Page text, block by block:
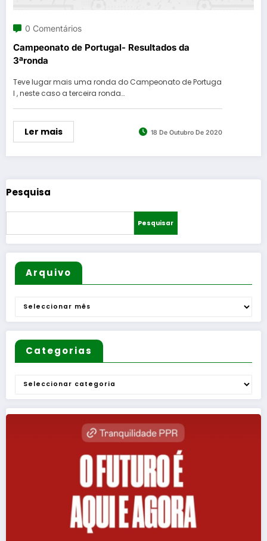
0 Comentários
Campeonato de Portugal- Resultados da
3ªronda
Teve lugar mais uma ronda do Campeonato de Portuga
l , neste caso a terceira ronda…
Ler mais 18 De Outubro De 2020
Pesquisa
Pesquisar
Arquivo
Arquivo
Categorias
Categorias